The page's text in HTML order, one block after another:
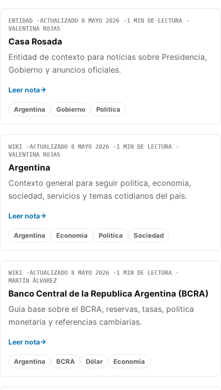
ENTIDAD ACTUALIZADO 8 MAYO 2026
1 MIN DE LECTURA
VALENTINA ROJAS
Casa Rosada
Entidad de contexto para noticias sobre Presidencia,
Gobierno y anuncios oficiales.
Leer nota
Argentina Gobierno Politica
WIKI ACTUALIZADO 8 MAYO 2026
1 MIN DE LECTURA
VALENTINA ROJAS
Argentina
Contexto general para seguir politica, economia,
sociedad, servicios y temas cotidianos del pais.
Leer nota
Argentina Economia Politica Sociedad
WIKI ACTUALIZADO 8 MAYO 2026
1 MIN DE LECTURA
MARTÍN ÁLVAREZ
Banco Central de la Republica Argentina (BCRA)
Guia base sobre el BCRA, reservas, tasas, politica
monetaria y referencias cambiarias.
Leer nota
Argentina BCRA Dólar Economia